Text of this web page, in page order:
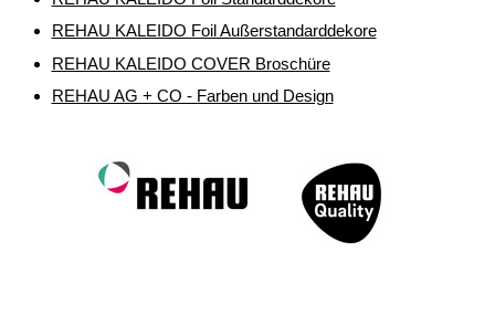
REHAU KALEIDO Foil Außerstandarddekore
REHAU KALEIDO COVER Broschüre
REHAU AG + CO - Farben und Design